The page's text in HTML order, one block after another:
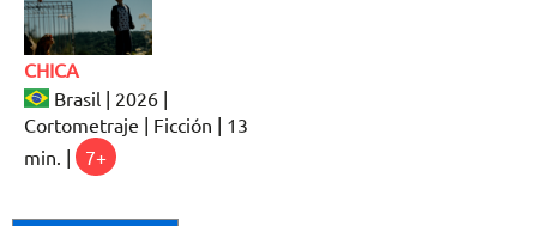
CHICA
Brasil | 2026 |
Cortometraje | Ficción | 13
min. |
7+